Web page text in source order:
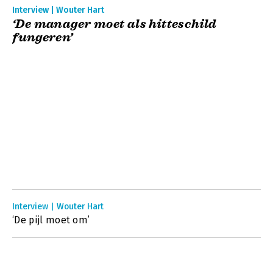
Interview | Wouter Hart
‘De manager moet als hitteschild
fungeren’
Interview | Wouter Hart
‘De pijl moet om’